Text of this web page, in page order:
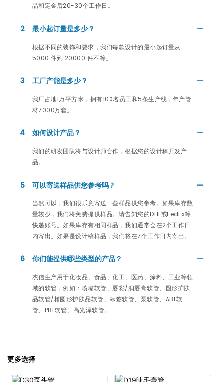
品和定金后20-30个工作日。
2 最小起订量是多少？
根据不同的装饰和要求，我们每款设计的最小起订量从
5000 件到 20000 件不等。
3 工厂产能是多少？
我厂占地1万平方米，拥有100名员工和5条生产线，年产管
材7000万套。
4 如何设计产品？
我们的研发团队将与设计师合作，根据您的设计稿开发产
品。
5 可以寄送样品供您参考吗？
当然可以，我们很乐意寄送一些样品供您参考。如果库存数
量较少，我们将免费提供样品。请告知您的DHL或FedEx等
快递账号。如果库存有相同样品，我们通常会在2个工作日
内寄出。如果是设计稿样品，我们将在7个工作日内寄出。
6 你们能提供哪些类型的产品？
杰信生产用于化妆品、食品、化工、医药、涂料、工业等领
域的软管，例如：喷嘴软管、唇彩/润唇膏软管、圆形护肤
品软管/椭圆形护肤品软管、标签软管、泵软管、ABL软
管、PBL软管、高光泽软管。
更多选择